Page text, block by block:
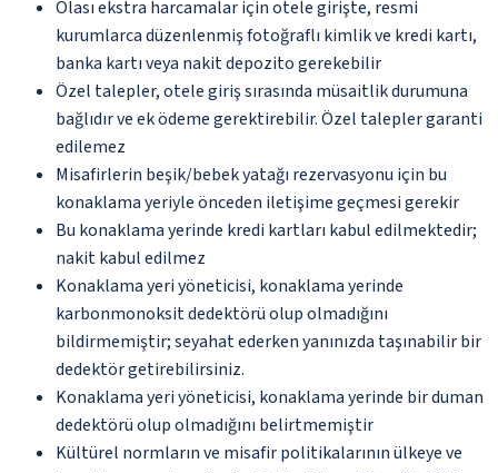
Olası ekstra harcamalar için otele girişte, resmi
kurumlarca düzenlenmiş fotoğraflı kimlik ve kredi kartı,
banka kartı veya nakit depozito gerekebilir
Özel talepler, otele giriş sırasında müsaitlik durumuna
bağlıdır ve ek ödeme gerektirebilir. Özel talepler garanti
edilemez
Misafirlerin beşik/bebek yatağı rezervasyonu için bu
konaklama yeriyle önceden iletişime geçmesi gerekir
Bu konaklama yerinde kredi kartları kabul edilmektedir;
nakit kabul edilmez
Konaklama yeri yöneticisi, konaklama yerinde
karbonmonoksit dedektörü olup olmadığını
bildirmemiştir; seyahat ederken yanınızda taşınabilir bir
dedektör getirebilirsiniz.
Konaklama yeri yöneticisi, konaklama yerinde bir duman
dedektörü olup olmadığını belirtmemiştir
Kültürel normların ve misafir politikalarının ülkeye ve